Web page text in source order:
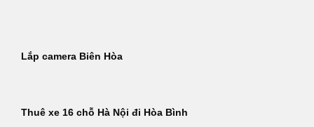
dungLắp camera Biên Hòa
Thuê xe 16 chỗ Hà Nội đi Hòa Bình